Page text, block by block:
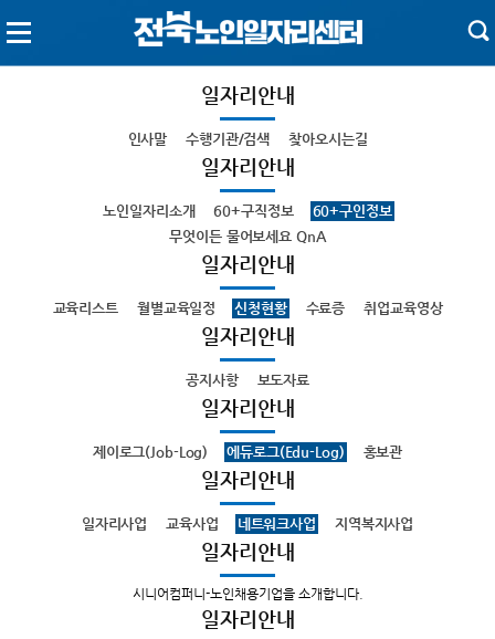
일자리안내
인사말 수행기관/검색 찾아오시는길
일자리안내
노인일자리소개 60+구직정보
60+구인정보
무엇이든 물어보세요 QnA
일자리안내
교육리스트 월별교육일정 신청현황 수료증 취업교육영상
일자리안내
공지사항 보도자료
일자리안내
제이로그(Job-Log) 에듀로그(Edu-Log) 홍보관
일자리안내
일자리사업 교육사업 네트워크사업 지역복지사업
일자리안내
시니어컴퍼니-노인채용기업을 소개합니다.
일자리안내